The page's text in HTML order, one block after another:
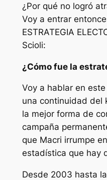
¿Por qué no logró
Voy a entrar
ESTRATEGIA
Scioli:
¿Cómo fue la
Voy a hablar en
una continuidad del
la mejor forma de
campaña
que Macri irrumpe
estadística que hay
Desde 2003 hasta